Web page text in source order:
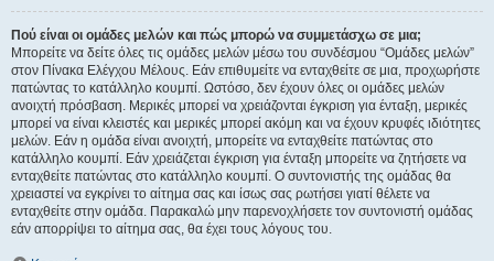
Πού είναι οι ομάδες μελών και πώς μπορώ να συμμετάσχω σε μια;
Μπορείτε να δείτε όλες τις ομάδες μελών μέσω του συνδέσμου “Ομάδες μελών”
στον Πίνακα Ελέγχου Μέλους. Εάν επιθυμείτε να ενταχθείτε σε μια, προχωρήστε
πατώντας το κατάλληλο κουμπί. Ωστόσο, δεν έχουν όλες οι ομάδες μελών
ανοιχτή πρόσβαση. Μερικές μπορεί να χρειάζονται έγκριση για ένταξη, μερικές
μπορεί να είναι κλειστές και μερικές μπορεί ακόμη και να έχουν κρυφές ιδιότητες
μελών. Εάν η ομάδα είναι ανοιχτή, μπορείτε να ενταχθείτε πατώντας στο
κατάλληλο κουμπί. Εάν χρειάζεται έγκριση για ένταξη μπορείτε να ζητήσετε να
ενταχθείτε πατώντας στο κατάλληλο κουμπί. Ο συντονιστής της ομάδας θα
χρειαστεί να εγκρίνει το αίτημα σας και ίσως σας ρωτήσει γιατί θέλετε να
ενταχθείτε στην ομάδα. Παρακαλώ μην παρενοχλήσετε τον συντονιστή ομάδας
εάν απορρίψει το αίτημα σας, θα έχει τους λόγους του.